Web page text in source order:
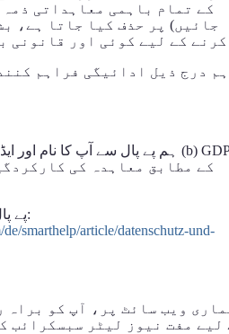
کے تمام باہمی معاہداتی
جائیں) پر حذف کیا جاتا ہے،
کرنے کے لیے کوئی اور قانونی
ہم درج ذیل ادائیگی فراہم
کے مطابق معاہدہ کی
پے پال کی پرائیویسی پالیسی:
smarthelp/article/datenschutz-und-
ویب سائٹ پر، آپ کو براہ
لیے مفت نیوز لیٹر سبسکرائب